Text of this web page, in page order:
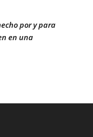
por y para
en una